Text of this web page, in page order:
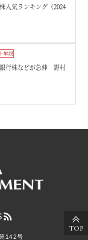
人気ランキング（2024
解説
行株などが急伸 野村
142号